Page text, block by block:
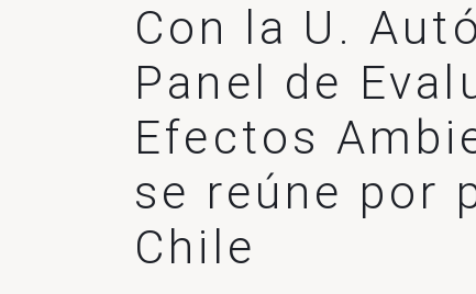
Con la U.
Panel de
Efectos
se reúne por
Chile